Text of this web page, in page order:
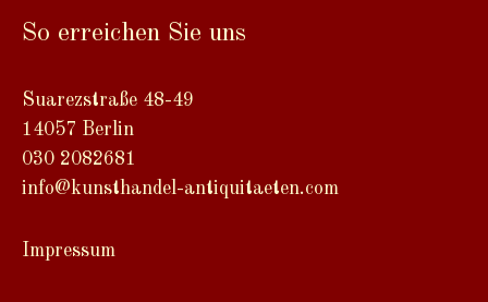
e
n
a
t
i
:
So erreichen Sie uns
Suarezstraße 48-49
14057 Berlin
030 2082681
info@kunsthandel-antiquitaeten.com
Impressum